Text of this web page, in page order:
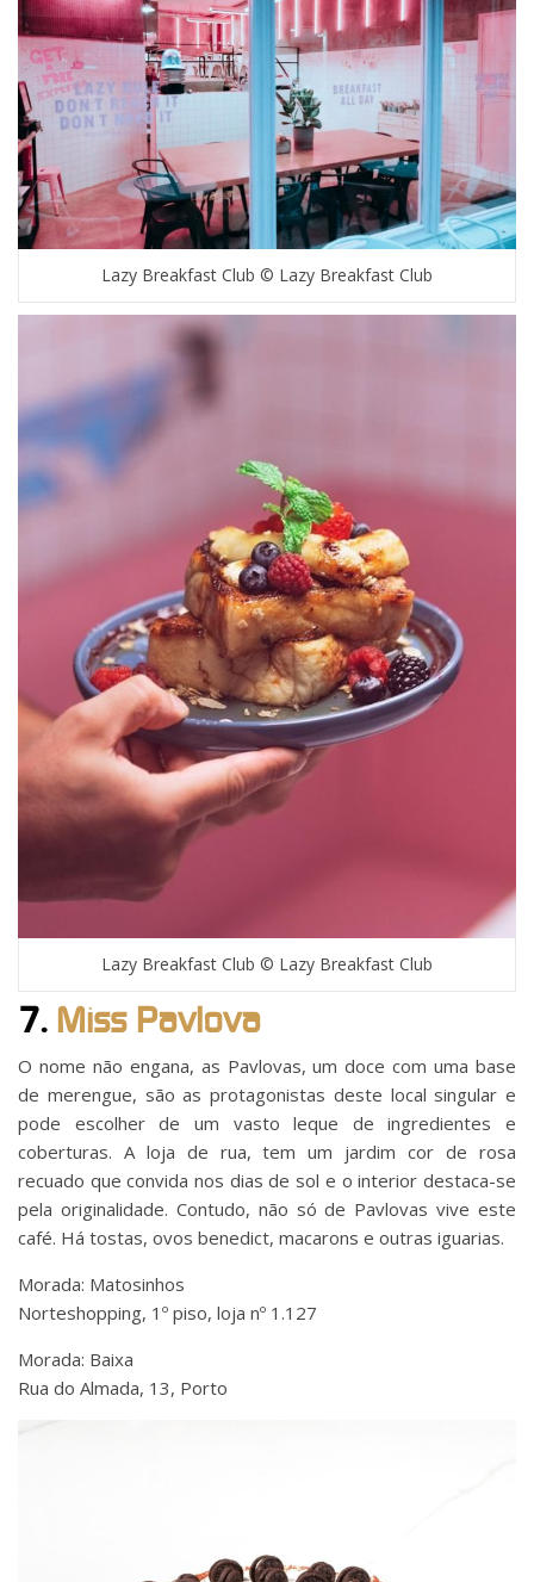
Lazy Breakfast Club © Lazy Breakfast Club
Lazy Breakfast Club © Lazy Breakfast Club
7. Miss Pavlova
O nome não engana, as Pavlovas, um doce com uma base
de merengue, são as protagonistas deste local singular e
pode escolher de um vasto leque de ingredientes e
coberturas. A loja de rua, tem um jardim cor de rosa
recuado que convida nos dias de sol e o interior destaca-se
pela originalidade. Contudo, não só de Pavlovas vive este
café. Há tostas, ovos benedict, macarons e outras iguarias.
Morada: Matosinhos
Norteshopping, 1º piso, loja nº 1.127
Morada: Baixa
Rua do Almada, 13, Porto